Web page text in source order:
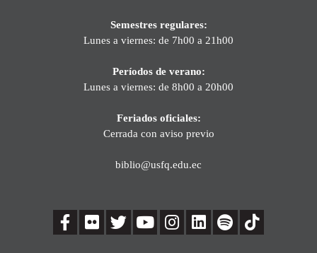
Semestres regulares:
Lunes a viernes: de 7h00 a 21h00
Períodos de verano:
Lunes a viernes: de 8h00 a 20h00
Feriados oficiales:
Cerrada con aviso previo
biblio@usfq.edu.ec